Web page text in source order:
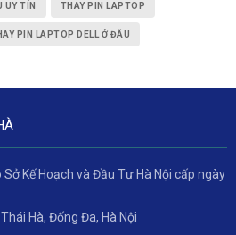
UY TÍN THAY PIN LAPTOP
PIN LAPTOP DELL Ở ĐÂU
Kế Hoạch và Đầu Tư Hà Nội cấp ngày
Hà, Đống Đa, Hà Nội